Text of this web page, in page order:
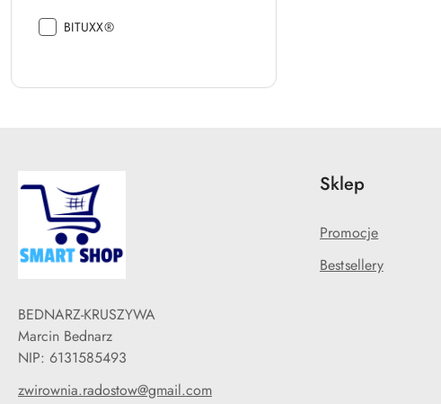
Producent:
BITUXX®
BEDNARZ-KRUSZYWA
Marcin Bednarz
NIP: 6131585493
zwirownia.radostow@gmail.com
Sklep
Promocje
Bestsellery